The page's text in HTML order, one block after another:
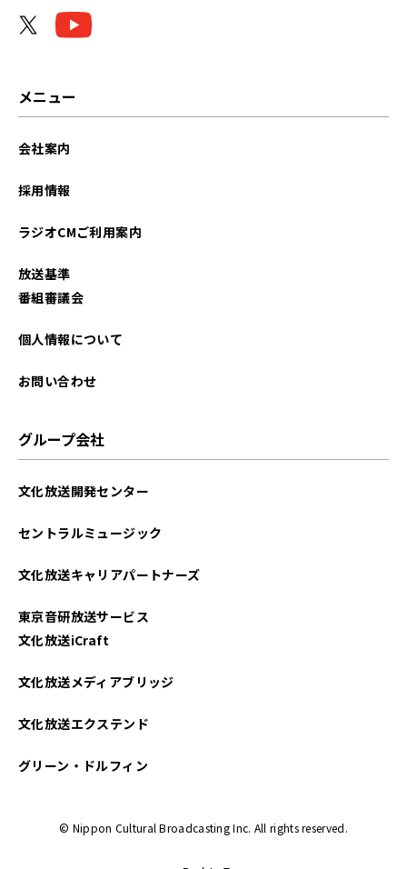
2025年07月
2025年04月
2024年11月
2024年10月
2024年09月
メニュー
会社案内
採用情報
ラジオCMご利用案内
放送基準
番組審議会
個人情報について
お問い合わせ
グループ会社
文化放送開発センター
セントラルミュージック
文化放送キャリアパートナーズ
東京音研放送サービス
文化放送iCraft
文化放送メディアブリッジ
文化放送エクステンド
グリーン・ドルフィン
© Nippon Cultural Broadcasting Inc. All rights reserved.